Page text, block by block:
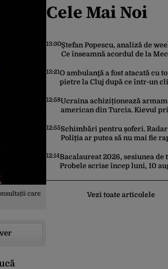
care
Cele Mai Noi
13:30Ștefan Popescu, analiză de
Ce înseamnă acordul de la
Saudită
13:21O ambulanţă a fost atacată cu
pietre la Cluj după ce într-un
12:58Ucraina achiziționează
american din Turcia. Kievul
MLRS
12:55Schimbări pentru șoferi.
Poliția ar putea să nu mai fie
12:14Bacalaureat 2026, sesiunea de
Probele scrise încep luni, 10
Vezi toate articolele